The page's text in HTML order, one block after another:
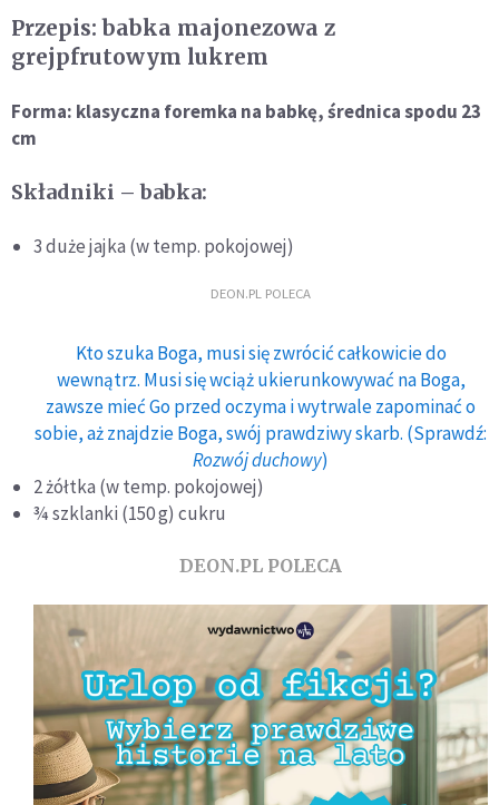
Przepis: babka majonezowa z
grejpfrutowym lukrem
Forma: klasyczna foremka na babkę, średnica spodu 23
cm
Składniki – babka:
3 duże jajka (w temp. pokojowej)
DEON.PL POLECA
Kto szuka Boga, musi się zwrócić całkowicie do
wewnątrz. Musi się wciąż ukierunkowywać na Boga,
zawsze mieć Go przed oczyma i wytrwale zapominać o
sobie, aż znajdzie Boga, swój prawdziwy skarb. (Sprawdź:
Rozwój duchowy)
2 żółtka (w temp. pokojowej)
¾ szklanki (150 g) cukru
DEON.PL POLECA